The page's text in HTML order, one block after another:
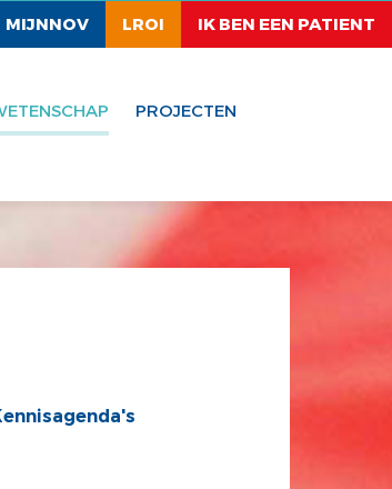
MIJNNOV LROI IK BEN EEN PATIENT
PROJECTEN